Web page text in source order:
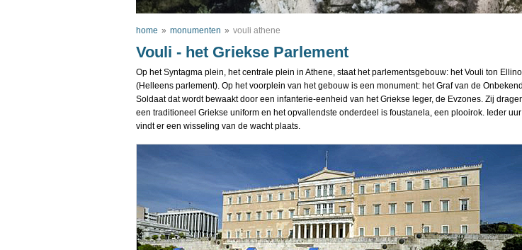
home » monumenten » vouli athene
Vouli - het Griekse Parlement
Op het Syntagma plein, het centrale plein in Athene, staat het parlementsgebouw: het Vouli ton
(Helleens parlement). Op het voorplein van het gebouw is een monument: het Graf van de
Soldaat dat wordt bewaakt door een infanterie-eenheid van het Griekse leger, de Evzones. Zij
een traditioneel Griekse uniform en het opvallendste onderdeel is foustanela, een plooirok. Ieder uur
vindt er een wisseling van de wacht plaats.